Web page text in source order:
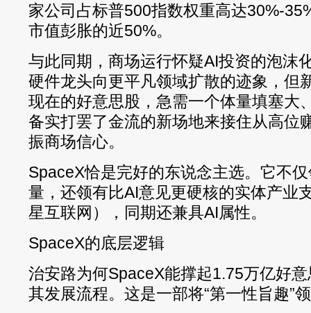
家公司占标普500指数权重高达30%-
市值彭胀的近50%。
与此同期，商场运行怀疑AI投资的泡沫
硬件龙头向更平凡领域扩散的迹象，但
现在的好意思股，急需一个体量填塞大
备实打罢了金流的新场地来接住从高位
振商场信心。
SpaceX恰是完好的东说念主选。它不
量，还领有比AI意见更硬核的实体产业
星互联网），同期还兼具AI属性。
SpaceX的底层逻辑
治安路为何SpaceX能撑起1.75万亿好
其发展流程。这是一部将“第一性旨趣”